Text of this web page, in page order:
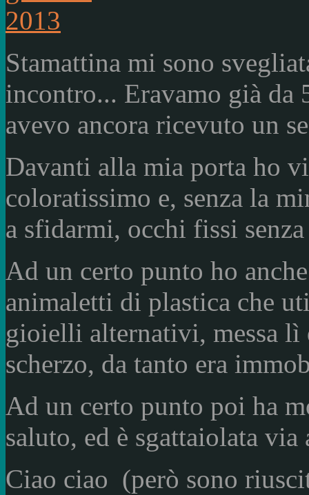
Stamattina mi sono
incontro... Eravamo già
avevo ancora ricevuto un
Davanti alla mia porta ho
coloratissimo e, senza la
a sfidarmi, occhi fissi
Ad un certo punto ho
animaletti di plastica che
gioielli alternativi, messa
scherzo, da tanto era
Ad un certo punto poi ha
saluto, ed è sgattaiolata
Ciao ciao (però sono